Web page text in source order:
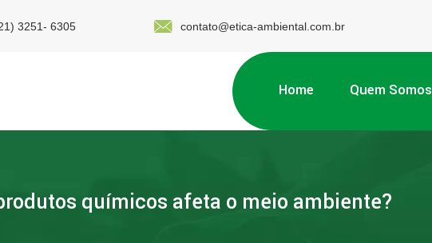
3251- 6305 contato@etica-ambiental.com.br
Home Quem Somos
químicos afeta o meio ambiente?